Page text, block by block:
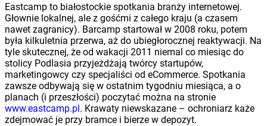
Eastcamp to białostockie spotkania branży internetowej.
Głownie lokalnej, ale z gośćmi z całego kraju (a czasem
nawet zagranicy). Barcamp startował w 2008 roku, potem
była kilkuletnia przerwa, aż do ubiegłorocznej reaktywacji. Na
tyle skutecznej, że od wakacji 2011 niemal co miesiąc do
stolicy Podlasia przyjeżdżają twórcy startupów,
marketingowcy czy specjaliści od eCommerce. Spotkania
zawsze odbywają się w ostatnim tygodniu miesiąca, a o
planach (i przeszłości) poczytać można na stronie
www.eastcamp.pl. Krawaty niewskazane – ochroniarz każe
zdejmować je przy bramce i bierze w depozyt.